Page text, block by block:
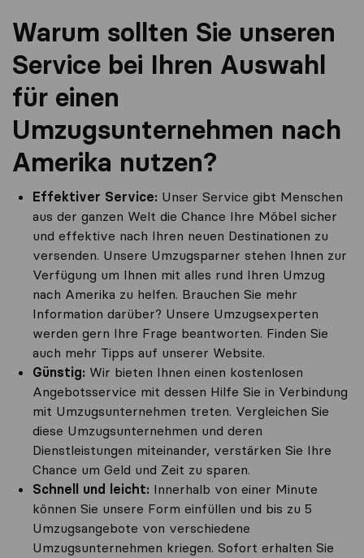
Warum sollten Sie unseren
Service bei Ihren Auswahl
für einen
Umzugsunternehmen nach
Amerika nutzen?
Effektiver Service: Unser Service gibt Menschen
aus der ganzen Welt die Chance Ihre Möbel sicher
und effektive nach Ihren neuen Destinationen zu
versenden. Unsere Umzugsparner stehen Ihnen zur
Verfügung um Ihnen mit alles rund Ihren Umzug
nach Amerika zu helfen. Brauchen Sie mehr
Information darüber? Unsere Umzugsexperten
werden gern Ihre Frage beantworten. Finden Sie
auch mehr Tipps auf unserer Website.
Günstig: Wir bieten Ihnen einen kostenlosen
Angebotsservice mit dessen Hilfe Sie in Verbindung
mit Umzugsunternehmen treten. Vergleichen Sie
diese Umzugsunternehmen und deren
Dienstleistungen miteinander, verstärken Sie Ihre
Chance um Geld und Zeit zu sparen.
Schnell und leicht: Innerhalb von einer Minute
können Sie unsere Form einfüllen und bis zu 5
Umzugsangebote von verschiedene
Umzugsunternehmen kriegen. Sofort erhalten Sie